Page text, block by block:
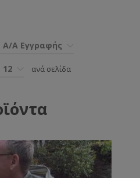
Α/Α Εγγραφής
12 ανά σελίδα